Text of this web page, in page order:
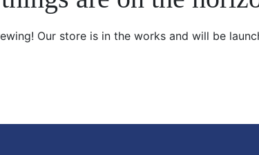
Our store is in the works and will be